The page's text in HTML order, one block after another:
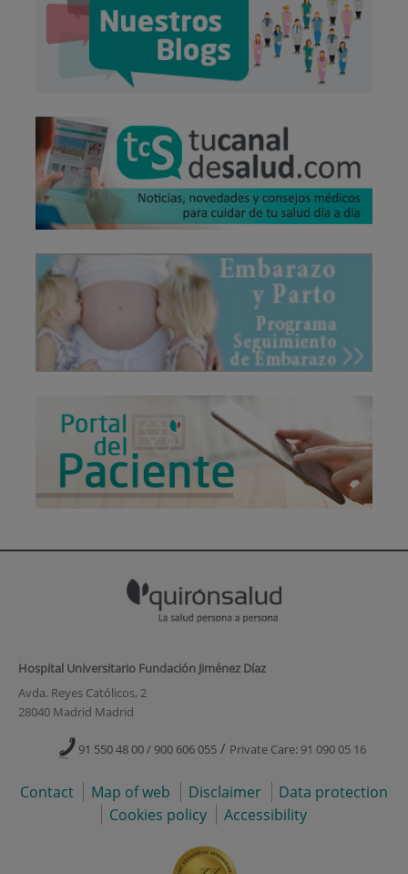
Hospital Universitario Fundación Jiménez Díaz
Avda. Reyes Católicos, 2
28040 Madrid Madrid
91 550 48 00 / 900 606 055 / Private Care: 91 090 05 16
Contact Map of web Disclaimer
Data protection
Cookies policy
Accessibility